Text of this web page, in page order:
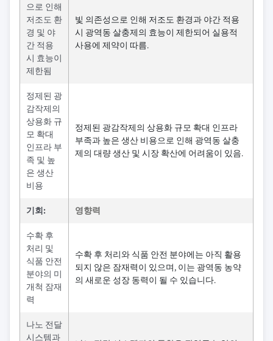
으로 인해
저조도 환
경 및 야
간 적용
시 효능이
제한됨
빛 의존성으로 인해 저조도 환경과 야간 적용
시 광역동 살충제의 효능이 제한되어 실용적
사용에 제약이 따름.
정제된 광
감작제의
상용화 규
모 확대
인프라 부
족 및 높
은 생산
비용
정제된 광감작제의 상용화 규모 확대 인프라
부족과 높은 생산 비용으로 인해 광역동 살충
제의 대량 생산 및 시장 확산에 어려움이 있음.
기회: 영향력
수확 후
처리 및
식품 안전
분야의 미
개척 잠재
력
수확 후 처리와 식품 안전 분야에는 아직 활용
되지 않은 잠재력이 있으며, 이는 광역동 농약
의 새로운 성장 동력이 될 수 있습니다.
나노 전달
시스템과